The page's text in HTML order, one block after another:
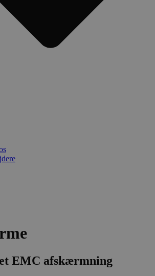
EMC afskærmning